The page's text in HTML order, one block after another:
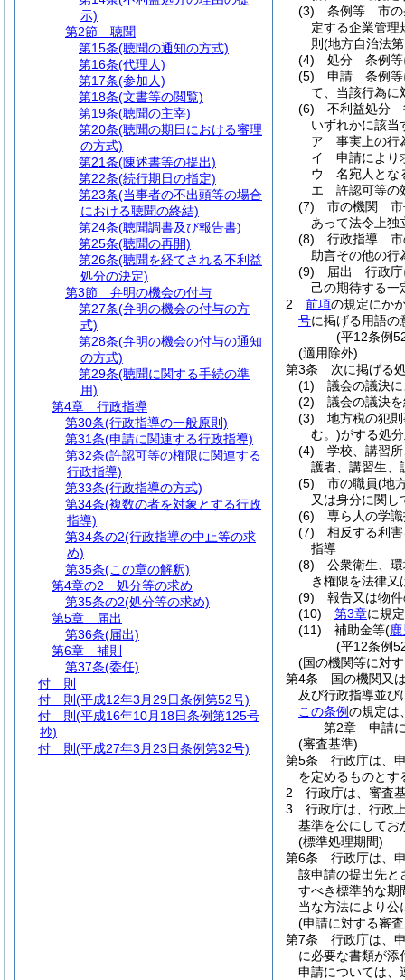
(3)
条例等 市の
定する企業管理
則 (地方自治法
(4)
処分 条例等
(5)
申請 条例等
て、当該行為に
(6)
不利益処分
いずれかに該当
ア
事実上の行
イ
申請により
ウ
名宛人とな
エ
許認可等の
(7)
市の機関 市
あって法令上独
(8)
行政指導 市
助言その他の行
(9)
届出 行政庁
己の期待する一
2
前項の規定にか
号に掲げる用語の
(平12条例
(適用除外)
第3条
次に掲げる
(1)
議会の議決
(2)
議会の議決
(3)
地方税の犯
む。)がする処
(4)
学校、講習
護者、講習生、
(5)
市の職員(地
又は身分に関し
(6)
専ら人の学
(7)
相反する利
指導
(8)
公衆衛生、
き権限を法律又
(9)
報告又は物
(10)
第3章に規
(11)
補助金等(
(平12条例
(国の機関等に対
第4条
国の機関又
及び行政指導並び
この条例の規定は
第2章
申請
(審査基準)
第5条
行政庁は、
を定めるものとす
2
行政庁は、審査
3
行政庁は、行政
基準を公にしてお
(標準処理期間)
第6条
行政庁は、
該申請の提出先と
すべき標準的な期
当な方法により公
(申請に対する審
第7条
行政庁は、
に必要な書類が添
申請については、
示)
第2節
聴聞
第15条(聴聞の通知の方式)
第16条(代理人)
第17条(参加人)
第18条(文書等の閲覧)
第19条(聴聞の主宰)
第20条(聴聞の期日における審理
の方式)
第21条(陳述書等の提出)
第22条(続行期日の指定)
第23条(当事者の不出頭等の場合
における聴聞の終結)
第24条(聴聞調書及び報告書)
第25条(聴聞の再開)
第26条(聴聞を経てされる不利益
処分の決定)
第3節
弁明の機会の付与
第27条(弁明の機会の付与の方
式)
第28条(弁明の機会の付与の通知
の方式)
第29条(聴聞に関する手続の準
用)
第4章
行政指導
第30条(行政指導の一般原則)
第31条(申請に関連する行政指導)
第32条(許認可等の権限に関連する
行政指導)
第33条(行政指導の方式)
第34条(複数の者を対象とする行政
指導)
第34条の2(行政指導の中止等の求
め)
第35条(この章の解釈)
第4章の2
処分等の求め
第35条の2(処分等の求め)
第5章
届出
第36条(届出)
第6章
補則
第37条(委任)
付 則
付 則 (平成12年3月29日条例第52号)
付 則 (平成16年10月18日条例第125号
抄)
付 則 (平成27年3月23日条例第32号)